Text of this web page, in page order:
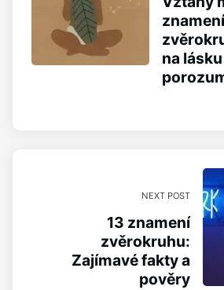
na lásku
NEXT POST
13 znamení
zvěrokruhu:
Zajímavé fakty a
pověry